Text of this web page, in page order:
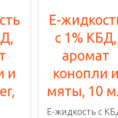
и
E-
с 1% КБД,
аромат
конопли и
мяты, 10
E-жидкость с